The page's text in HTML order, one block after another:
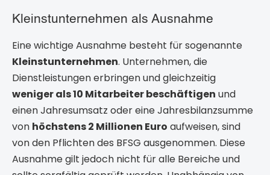
Kleinstunternehmen als Ausnahme
Eine wichtige Ausnahme besteht für sogenannte
Kleinstunternehmen. Unternehmen, die
Dienstleistungen erbringen und gleichzeitig
weniger als 10 Mitarbeiter beschäftigen und
einen Jahresumsatz oder eine Jahresbilanzsumme
von höchstens 2 Millionen Euro aufweisen, sind
von den Pflichten des BFSG ausgenommen. Diese
Ausnahme gilt jedoch nicht für alle Bereiche und